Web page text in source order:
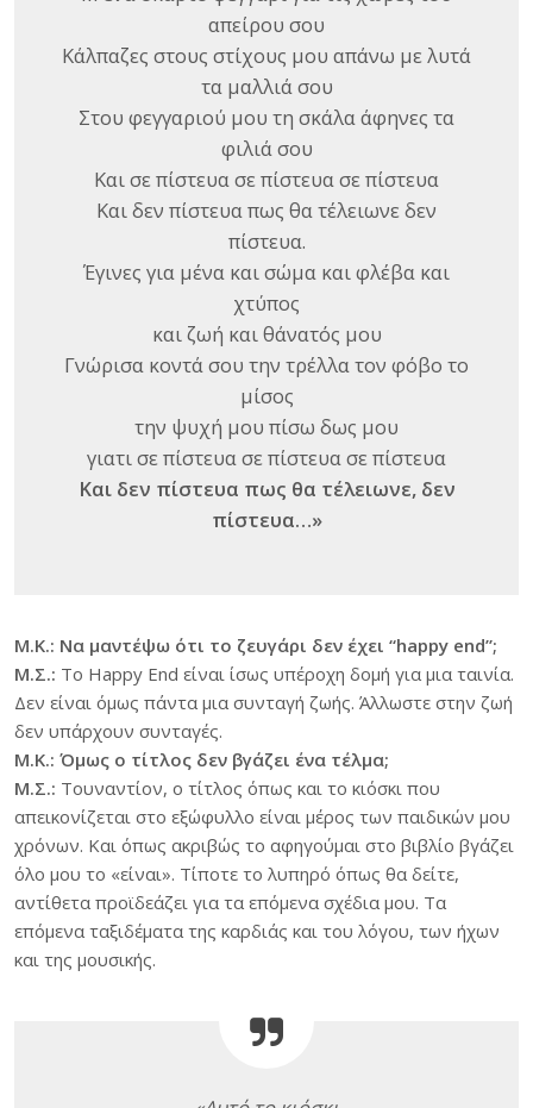
απείρου σου
Κάλπαζες στους στίχους μου απάνω με λυτά
τα μαλλιά σου
Στου φεγγαριού μου τη σκάλα άφηνες τα
φιλιά σου
Και σε πίστευα σε πίστευα σε πίστευα
Και δεν πίστευα πως θα τέλειωνε δεν
πίστευα.
Έγινες για μένα και σώμα και φλέβα και
χτύπος
και ζωή και θάνατός μου
Γνώρισα κοντά σου την τρέλλα τον φόβο το
μίσος
την ψυχή μου πίσω δως μου
γιατι σε πίστευα σε πίστευα σε πίστευα
Και δεν πίστευα πως θα τέλειωνε, δεν
πίστευα…»
Μ.Κ.: Να μαντέψω ότι το ζευγάρι δεν έχει “happy end”;
Μ.Σ.: To Happy End είναι ίσως υπέροχη δομή για μια ταινία.
Δεν είναι όμως πάντα μια συνταγή ζωής. Άλλωστε στην ζωή
δεν υπάρχουν συνταγές.
Μ.Κ.: Όμως ο τίτλος δεν βγάζει ένα τέλμα;
Μ.Σ.: Τουναντίον, ο τίτλος όπως και το κιόσκι που
απεικονίζεται στο εξώφυλλο είναι μέρος των παιδικών μου
χρόνων. Και όπως ακριβώς το αφηγούμαι στο βιβλίο βγάζει
όλο μου το «είναι». Τίποτε το λυπηρό όπως θα δείτε,
αντίθετα προϊδεάζει για τα επόμενα σχέδια μου. Τα
επόμενα ταξιδέματα της καρδιάς και του λόγου, των ήχων
και της μουσικής.